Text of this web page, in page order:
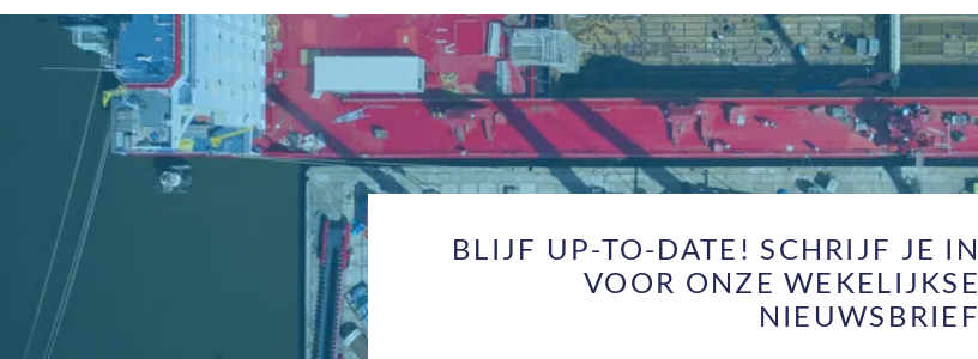
BLIJF UP-TO-DATE! SCHRIJF JE IN
VOOR ONZE WEKELIJKSE
NIEUWSBRIEF